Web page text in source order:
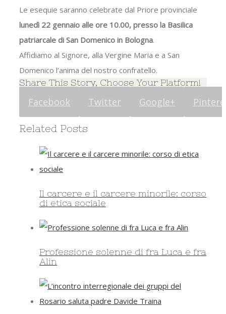
Le esequie saranno celebrate dal Priore provinciale
lunedì 22 gennaio alle ore 10.00, presso la Basilica
patriarcale di San Domenico in Bologna.
Affidiamo al Signore, alla Vergine Maria e a San
Domenico l’anima del nostro confratello.
Share This Story, Choose Your Platform!
Facebook Twitter Google+
Related Posts
Il carcere e il carcere minorile: corso
di etica sociale
Professione solenne di fra Luca e fra
Alin